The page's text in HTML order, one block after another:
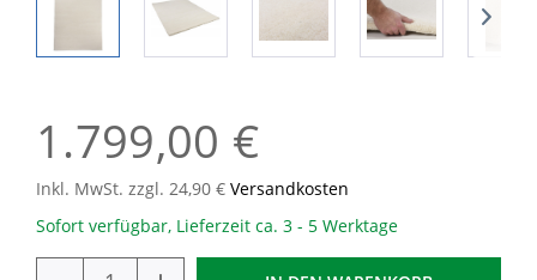
1.799,00 €
Inkl. MwSt. zzgl. 24,90 € Versandkosten
Sofort verfügbar, Lieferzeit ca. 3 - 5 Werktage